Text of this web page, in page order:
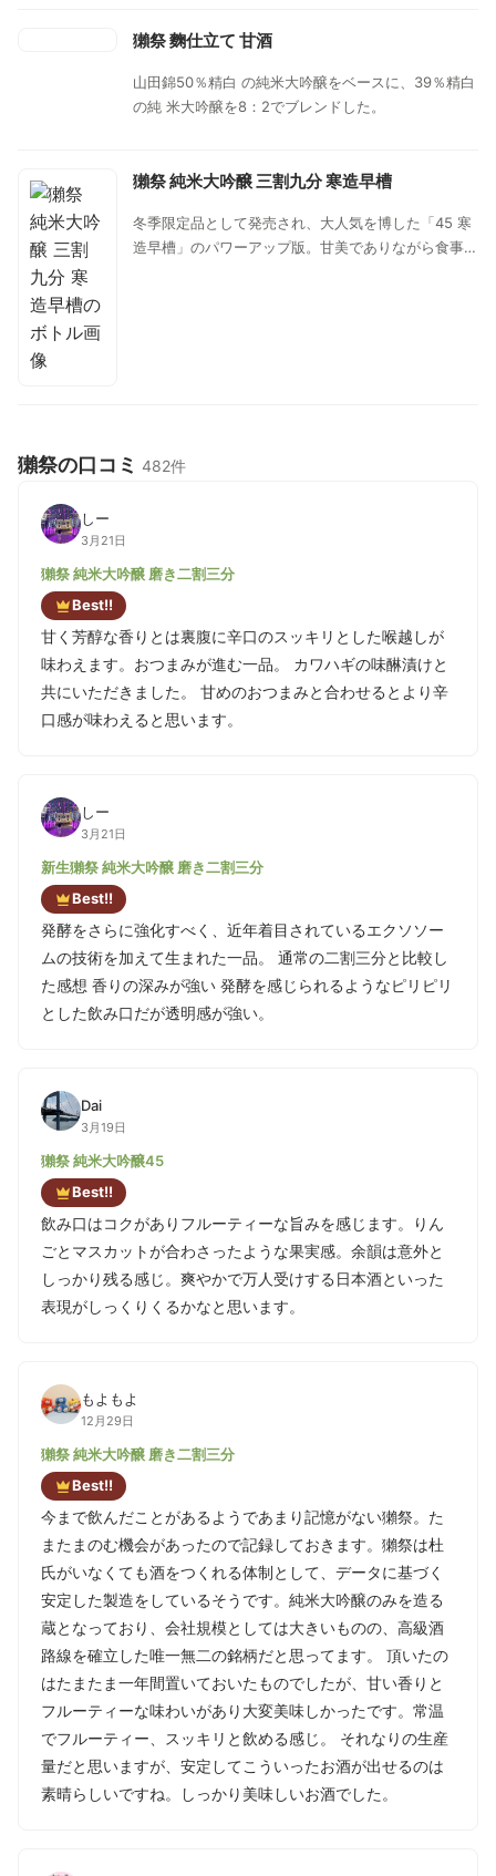
獺祭 麴仕立て 甘酒
山田錦50％精白 の純米大吟醸をベースに、39％精白
の純 米大吟醸を8：2でブレンドした。
獺祭 純米大吟醸 三割九分 寒造早槽
冬季限定品として発売され、大人気を博した「45 寒
造早槽」のパワーアップ版。甘美でありながら食事の
獺祭の口コミ 482件
しー
3月21日
獺祭 純米大吟醸 磨き二割三分
Best!!
甘く芳醇な香りとは裏腹に辛口のスッキリとした喉越しが
味わえます。おつまみが進む一品。 カワハギの味醂漬けと
共にいただきました。 甘めのおつまみと合わせるとより辛
口感が味わえると思います。
しー
3月21日
新生獺祭 純米大吟醸 磨き二割三分
Best!!
発酵をさらに強化すべく、近年着目されているエクソソー
ムの技術を加えて生まれた一品。 通常の二割三分と比較し
た感想 香りの深みが強い 発酵を感じられるようなピリピリ
とした飲み口だが透明感が強い。
Dai
3月19日
獺祭 純米大吟醸45
Best!!
飲み口はコクがありフルーティーな旨みを感じます。りん
ごとマスカットが合わさったような果実感。余韻は意外と
しっかり残る感じ。爽やかで万人受けする日本酒といった
表現がしっくりくるかなと思います。
もよもよ
12月29日
獺祭 純米大吟醸 磨き二割三分
Best!!
今まで飲んだことがあるようであまり記憶がない獺祭。た
またまのむ機会があったので記録しておきます。獺祭は杜
氏がいなくても酒をつくれる体制として、データに基づく
安定した製造をしているそうです。純米大吟醸のみを造る
蔵となっており、会社規模としては大きいものの、高級酒
路線を確立した唯一無二の銘柄だと思ってます。 頂いたの
はたまたま一年間置いておいたものでしたが、甘い香りと
フルーティーな味わいがあり大変美味しかったです。常温
でフルーティー、スッキリと飲める感じ。 それなりの生産
量だと思いますが、安定してこういったお酒が出せるのは
素晴らしいですね。しっかり美味しいお酒でした。